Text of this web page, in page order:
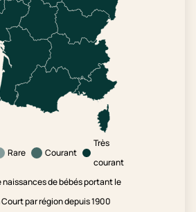
Rare Courant
Très
courant
naissances de bébés portant le
par région depuis 1900